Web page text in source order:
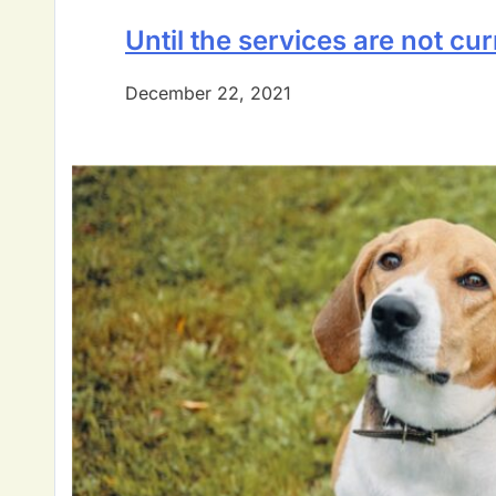
Until the services are not
December 22, 2021